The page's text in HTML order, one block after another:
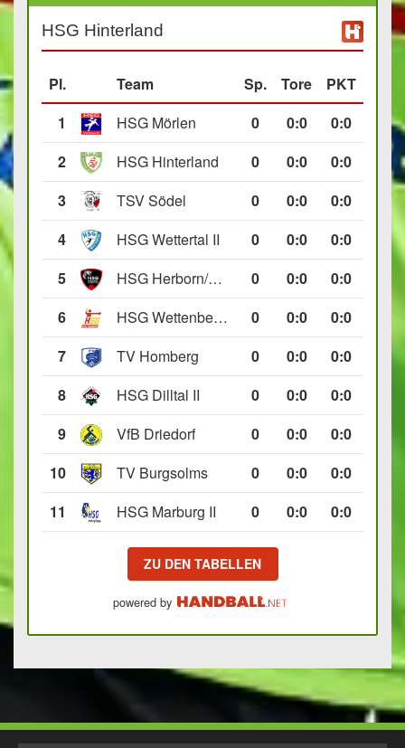
HSG Hinterland
Pl. Team Sp. Tore
PKT
1
HSG Mörlen 0 0:0
0:0
2
HSG Hinterland 0 0:0
0:0
3
TSV Södel 0 0:0
0:0
4
HSG Wettertal II 0 0:0
0:0
5
HSG Herborn/Seelbach 0 0:0
0:0
6
HSG Wettenberg III 0 0:0
0:0
7
TV Homberg 0 0:0
0:0
8
HSG Dilltal II 0 0:0
0:0
9
VfB Driedorf 0 0:0
0:0
10
TV Burgsolms 0 0:0
0:0
11
HSG Marburg II 0 0:0 0:0
ZU DEN TABELLEN
powered by